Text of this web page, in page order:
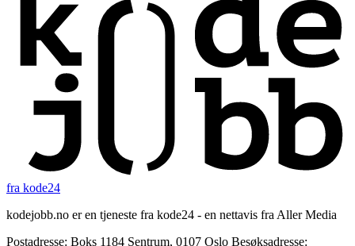
fra kode24
kodejobb.no er en tjeneste fra kode24 - en nettavis fra Aller Media
Postadresse: Boks 1184 Sentrum, 0107 Oslo Besøksadresse: